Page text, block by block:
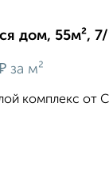
дом, 55м²,
за м²
комплекс от